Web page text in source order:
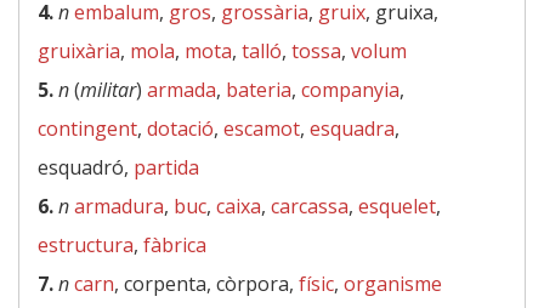
4.nembalum, gros, grossària, gruix, gruixa,
gruixària, mola, mota, talló, tossa, volum
5.n(militar) armada, bateria, companyia,
contingent, dotació, escamot, esquadra,
esquadró, partida
6.narmadura, buc, caixa, carcassa, esquelet,
estructura, fàbrica
7.ncarn, corpenta, còrpora, físic, organisme